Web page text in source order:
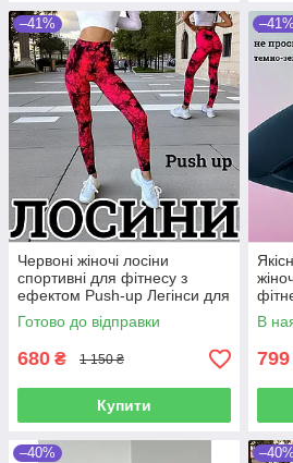
–41%
Червоні жіночі лосіни
спортивні для фітнесу з
ефектом Push-up Легінси для
спорту бігу йоги з високою
талією
Готово до відправки
680 ₴ 1 150 ₴
Купити
–41%
В
799
–40% –40%